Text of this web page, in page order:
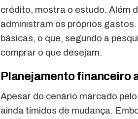
crédito, mostra o estudo. Além
administram os próprios
básicas, o que, segundo a
comprar o que desejam.
Planejamento financeiro
Apesar do cenário marcado
ainda tímidos de mudança.